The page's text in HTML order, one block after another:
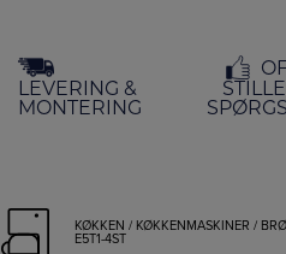
indholdet
LEVERING &
MONTERING
KØKKEN / KØKKENMASKINER /
E5T1-4ST